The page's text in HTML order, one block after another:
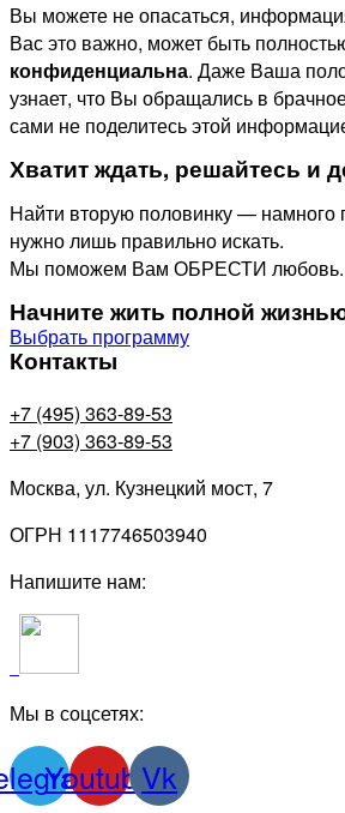
Вы можете не опасаться,
Вас это важно, может быть
конфиденциальна. Даже Ваша
узнает, что Вы обращались в
сами не поделитесь этой
Хватит ждать, решайтесь и
Найти вторую половинку — намного
нужно лишь правильно искать.
Мы поможем Вам ОБРЕСТИ любовь.
Начните жить полной
Выбрать программу
Контакты
+7 (495) 363-89-53
+7 (903) 363-89-53
Москва, ул. Кузнецкий мост, 7
ОГРН 1117746503940
Напишите нам:
Мы в соцсетях:
YoutubeVk